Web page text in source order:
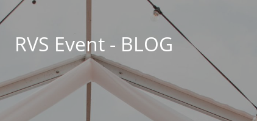
RVS Event - BLOG